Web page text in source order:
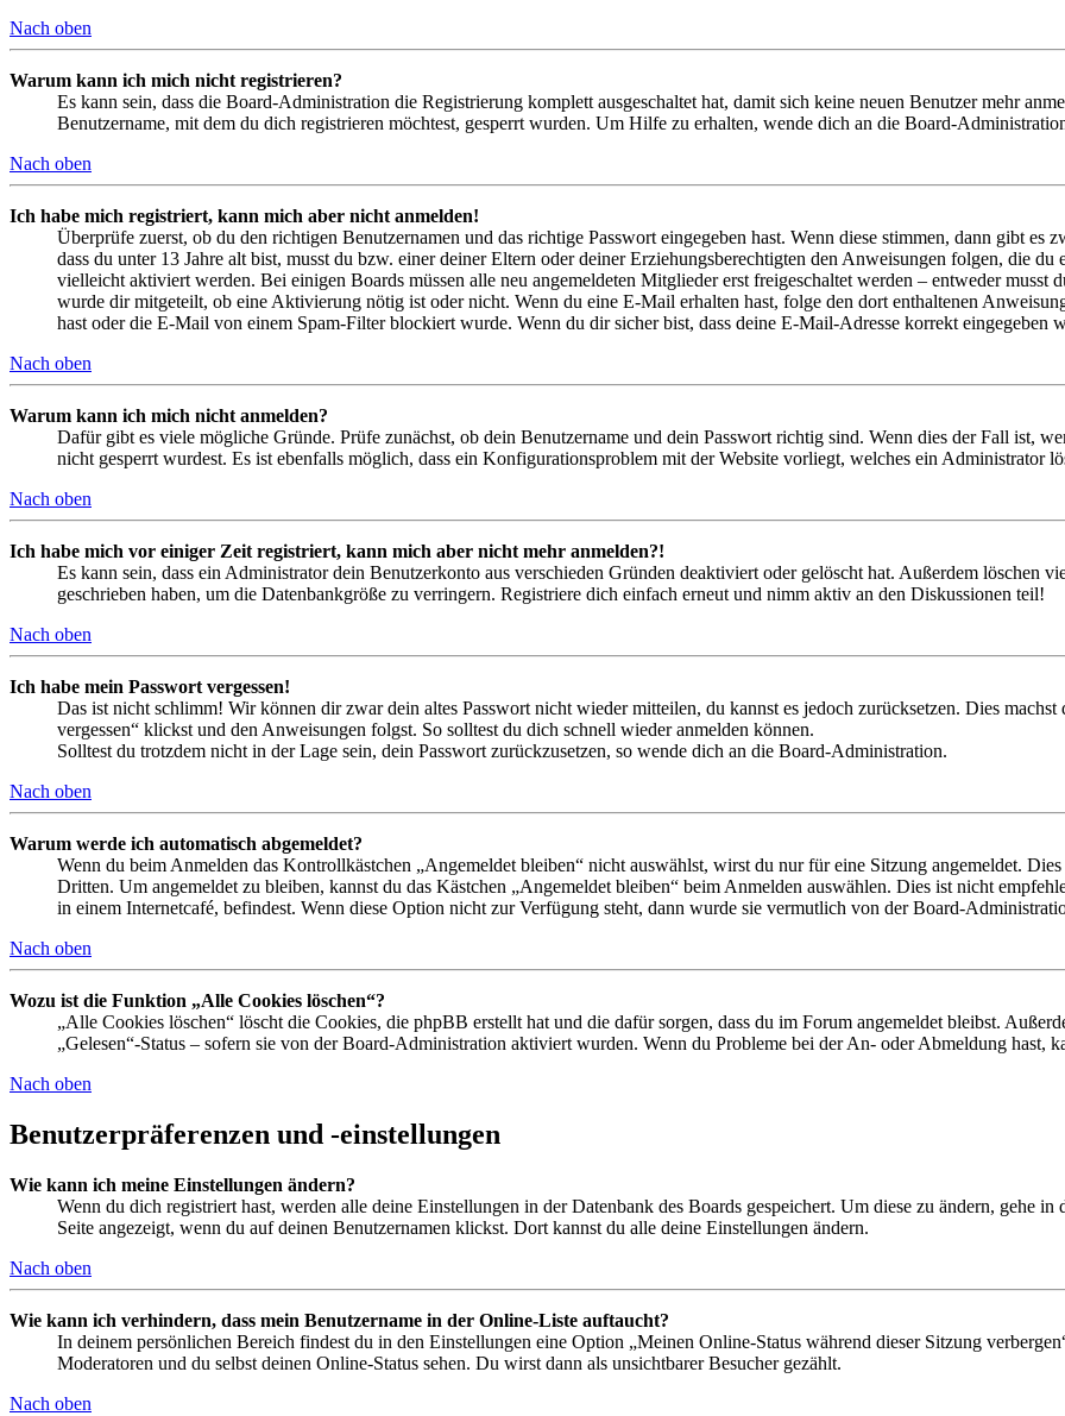
Nach oben
Warum kann ich mich nicht registrieren?
Es kann sein, dass die Board-Administration die Registrierung komplett ausgeschaltet hat, damit sich keine neuen Benutzer mehr
Benutzername, mit dem du dich registrieren möchtest, gesperrt wurden. Um Hilfe zu erhalten, wende dich an die Board-
Nach oben
Ich habe mich registriert, kann mich aber nicht anmelden!
Überprüfe zuerst, ob du den richtigen Benutzernamen und das richtige Passwort eingegeben hast. Wenn diese stimmen, dann gibt es
dass du unter 13 Jahre alt bist, musst du bzw. einer deiner Eltern oder deiner Erziehungsberechtigten den Anweisungen folgen, die
vielleicht aktiviert werden. Bei einigen Boards müssen alle neu angemeldeten Mitglieder erst freigeschaltet werden – entweder musst
wurde dir mitgeteilt, ob eine Aktivierung nötig ist oder nicht. Wenn du eine E-Mail erhalten hast, folge den dort enthaltenen
hast oder die E-Mail von einem Spam-Filter blockiert wurde. Wenn du dir sicher bist, dass deine E-Mail-Adresse korrekt eingegeben
Nach oben
Warum kann ich mich nicht anmelden?
Dafür gibt es viele mögliche Gründe. Prüfe zunächst, ob dein Benutzername und dein Passwort richtig sind. Wenn dies der Fall ist,
nicht gesperrt wurdest. Es ist ebenfalls möglich, dass ein Konfigurationsproblem mit der Website vorliegt, welches ein Administrator
Nach oben
Ich habe mich vor einiger Zeit registriert, kann mich aber nicht mehr anmelden?!
Es kann sein, dass ein Administrator dein Benutzerkonto aus verschieden Gründen deaktiviert oder gelöscht hat. Außerdem löschen
geschrieben haben, um die Datenbankgröße zu verringern. Registriere dich einfach erneut und nimm aktiv an den Diskussionen teil!
Nach oben
Ich habe mein Passwort vergessen!
Das ist nicht schlimm! Wir können dir zwar dein altes Passwort nicht wieder mitteilen, du kannst es jedoch zurücksetzen. Dies
vergessen“ klickst und den Anweisungen folgst. So solltest du dich schnell wieder anmelden können.
Solltest du trotzdem nicht in der Lage sein, dein Passwort zurückzusetzen, so wende dich an die Board-Administration.
Nach oben
Warum werde ich automatisch abgemeldet?
Wenn du beim Anmelden das Kontrollkästchen „Angemeldet bleiben“ nicht auswählst, wirst du nur für eine Sitzung angemeldet.
Dritten. Um angemeldet zu bleiben, kannst du das Kästchen „Angemeldet bleiben“ beim Anmelden auswählen. Dies ist nicht
in einem Internetcafé, befindest. Wenn diese Option nicht zur Verfügung steht, dann wurde sie vermutlich von der Board-
Nach oben
Wozu ist die Funktion „Alle Cookies löschen“?
„Alle Cookies löschen“ löscht die Cookies, die phpBB erstellt hat und die dafür sorgen, dass du im Forum angemeldet bleibst.
„Gelesen“-Status – sofern sie von der Board-Administration aktiviert wurden. Wenn du Probleme bei der An- oder Abmeldung hast,
Nach oben
Benutzerpräferenzen und -einstellungen
Wie kann ich meine Einstellungen ändern?
Wenn du dich registriert hast, werden alle deine Einstellungen in der Datenbank des Boards gespeichert. Um diese zu ändern, gehe
Seite angezeigt, wenn du auf deinen Benutzernamen klickst. Dort kannst du alle deine Einstellungen ändern.
Nach oben
Wie kann ich verhindern, dass mein Benutzername in der Online-Liste auftaucht?
In deinem persönlichen Bereich findest du in den Einstellungen eine Option „Meinen Online-Status während dieser Sitzung
Moderatoren und du selbst deinen Online-Status sehen. Du wirst dann als unsichtbarer Besucher gezählt.
Nach oben